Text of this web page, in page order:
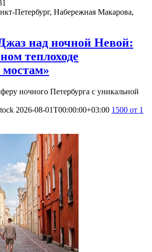
Петербург, Набережная Макарова,
над ночной Невой:
теплоходе
ночного Петербурга с уникальной
2026-08-01T00:00:00+03:00 1500 от 1